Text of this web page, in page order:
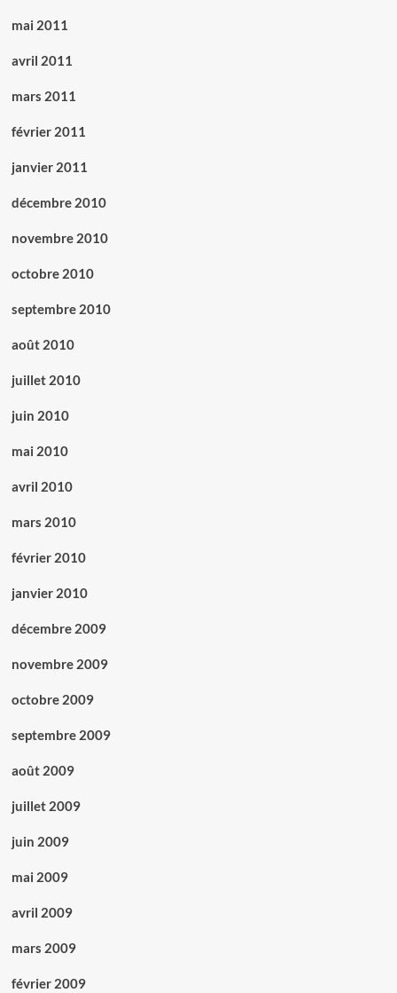
mai 2011
avril 2011
mars 2011
février 2011
janvier 2011
décembre 2010
novembre 2010
octobre 2010
septembre 2010
août 2010
juillet 2010
juin 2010
mai 2010
avril 2010
mars 2010
février 2010
janvier 2010
décembre 2009
novembre 2009
octobre 2009
septembre 2009
août 2009
juillet 2009
juin 2009
mai 2009
avril 2009
mars 2009
février 2009